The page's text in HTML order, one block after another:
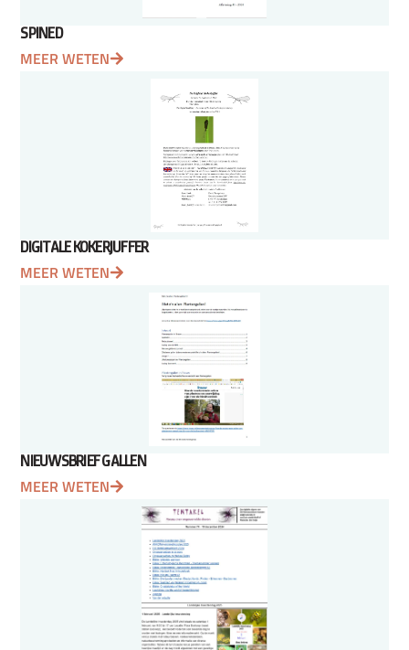
SPINED
MEER WETEN
DIGITALE KOKERJUFFER
MEER WETEN
NIEUWSBRIEF GALLEN
MEER WETEN